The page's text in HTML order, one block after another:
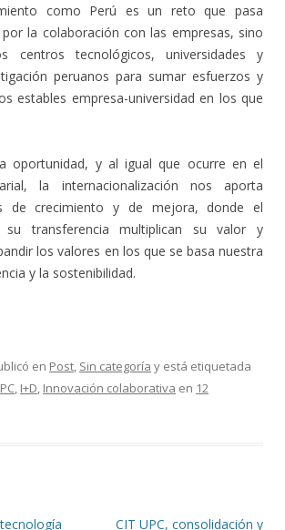
como Perú es un reto que pasa
la colaboración con las empresas, sino
centros tecnológicos, universidades y
peruanos para sumar esfuerzos y
estables empresa-universidad en los que
oportunidad, y al igual que ocurre en el
la internacionalización nos aporta
de crecimiento y de mejora, donde el
su transferencia multiplican su valor y
los valores en los que se basa nuestra
y la sostenibilidad.
en Post Sin categoría y está etiquetada
I+D Innovación colaborativa en 12
CIT UPC, consolidación y